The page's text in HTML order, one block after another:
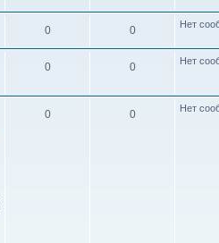
0 0 Нет
0 0 Нет
0 0 Нет